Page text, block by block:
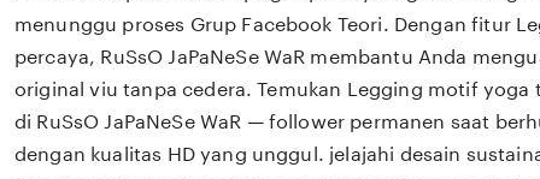
menunggu proses Grup Facebook Teori. Dengan fitur
percaya, RuSsO JaPaNeSe WaR membantu Anda
original viu tanpa cedera. Temukan Legging motif yoga
di RuSsO JaPaNeSe WaR — follower permanen saat
dengan kualitas HD yang unggul. jelajahi desain